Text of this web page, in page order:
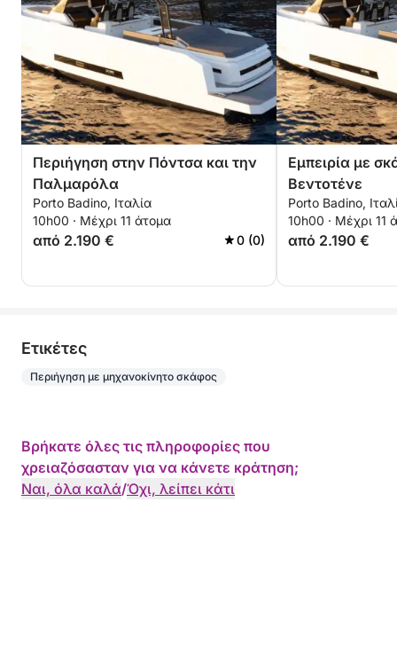
Περιήγηση στην Πόντσα και την
Παλμαρόλα
Porto Badino, Ιταλία
10h00 · Μέχρι 11 άτομα
από 2.190 € 0 (0)
Εμπειρία με
Βεντοτένε
Porto Badino,
10h00 · Μέχρι 11
από 2.190 €
Eτικέτες
Περιήγηση με μηχανοκίνητο σκάφος
Βρήκατε όλες τις πληροφορίες που
χρειαζόσασταν για να κάνετε κράτηση;
Ναι, όλα καλά/Όχι, λείπει κάτι